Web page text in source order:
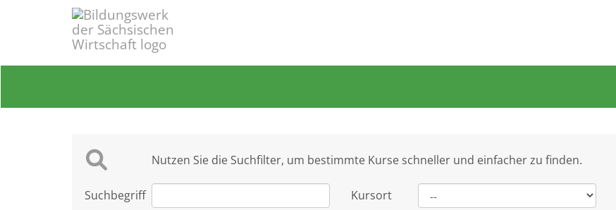
Nutzen Sie die Suchfilter, um bestimmte Kurse schneller und einfacher zu finden.
Suchbegriff Kursort